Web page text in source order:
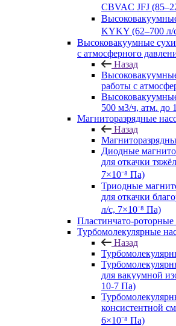
CBVAC JFJ
KYKY (62–700 л/
Высоковакуумные
с атмосферного
Назад
работы с
500 м3/ч, атм. до
Магниторазрядные
Назад
Диодные
для откачки
7×10⁻⁸ Па)
Триодные
для откачки
л/с, 7×10⁻⁸ Па)
Пластинчато-
Турбомолекулярные
Назад
для вакуумной
10-7 Па)
консистентной
6×10⁻⁸ Па)